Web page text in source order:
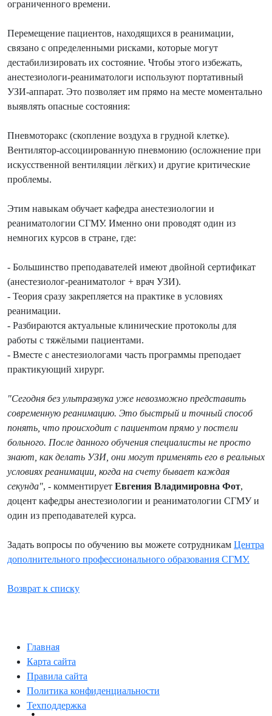
ограниченного времени.
Перемещение пациентов, находящихся в реанимации,
связано с определенными рисками, которые могут
дестабилизировать их состояние. Чтобы этого избежать,
анестезиологи-реаниматологи используют портативный
УЗИ‑аппарат. Это позволяет им прямо на месте моментально
выявлять опасные состояния:
Пневмоторакс (скопление воздуха в грудной клетке).
Вентилятор‑ассоциированную пневмонию (осложнение при
искусственной вентиляции лёгких) и другие критические
проблемы.
Этим навыкам обучает кафедра анестезиологии и
реаниматологии СГМУ. Именно они проводят один из
немногих курсов в стране, где:
- Большинство преподавателей имеют двойной сертификат
(анестезиолог‑реаниматолог + врач УЗИ).
- Теория сразу закрепляется на практике в условиях
реанимации.
- Разбираются актуальные клинические протоколы для
работы с тяжёлыми пациентами.
- Вместе с анестезиологами часть программы преподает
практикующий хирург.
"Сегодня без ультразвука уже невозможно представить
современную реанимацию. Это быстрый и точный способ
понять, что происходит с пациентом прямо у постели
больного. После данного обучения специалисты не просто
знают, как делать УЗИ, они могут применять его в реальных
условиях реанимации, когда на счету бывает каждая
секунда", - комментирует Евгения Владимировна Фот,
доцент кафедры анестезиологии и реаниматологии СГМУ и
один из преподавателей курса.
Задать вопросы по обучению вы можете сотрудникам Центра
дополнительного профессионального образования СГМУ.
Возврат к списку
Главная
Карта сайта
Правила сайта
Политика конфиденциальности
Техподдержка